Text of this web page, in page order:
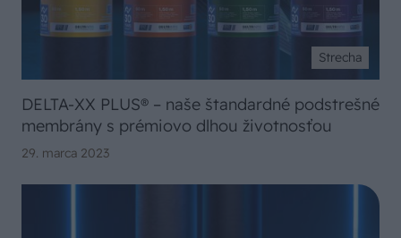
Strecha
DELTA-XX PLUS® – naše štandardné podstrešné
membrány s prémiovo dlhou životnosťou
29. marca 2023